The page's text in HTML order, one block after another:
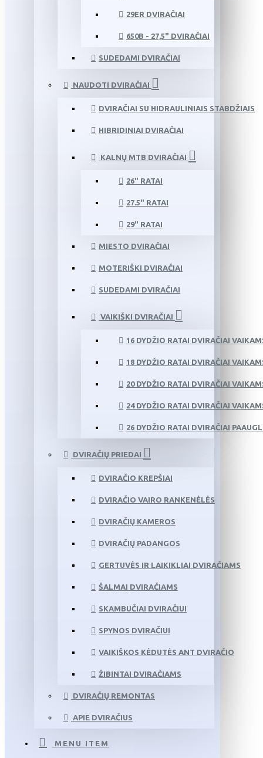
29ER DVIRAČIAI
650B - 27,5" DVIRAČIAI
SUDEDAMI DVIRAČIAI
NAUDOTI DVIRAČIAI
DVIRAČIAI SU HIDRAULINIAIS STABDŽIAIS
HIBRIDINIAI DVIRAČIAI
KALNŲ MTB DVIRAČIAI
26" RATAI
27.5" RATAI
29" RATAI
MIESTO DVIRAČIAI
MOTERIŠKI DVIRAČIAI
SUDEDAMI DVIRAČIAI
VAIKIŠKI DVIRAČIAI
16 DYDŽIO RATAI DVIRAČIAI
18 DYDŽIO RATAI DVIRAČIAI
20 DYDŽIO RATAI DVIRAČIAI
24 DYDŽIO RATAI DVIRAČIAI
26 DYDŽIO RATAI DVIRAČIAI
DVIRAČIŲ PRIEDAI
DVIRAČIO KREPŠIAI
DVIRAČIO VAIRO RANKENĖLĖS
DVIRAČIŲ KAMEROS
DVIRAČIŲ PADANGOS
GERTUVĖS IR LAIKIKLIAI DVIRAČIAMS
ŠALMAI DVIRAČIAMS
SKAMBUČIAI DVIRAČIUI
SPYNOS DVIRAČIUI
VAIKIŠKOS KĖDUTĖS ANT DVIRAČIO
ŽIBINTAI DVIRAČIAMS
DVIRAČIŲ REMONTAS
APIE DVIRAČIUS
MENU ITEM